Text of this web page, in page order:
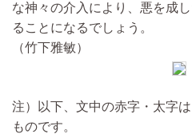
な神々の介入により、悪を成
ることになるでしょう。
（竹下雅敏）
注）以下、文中の赤字・太字
ものです。